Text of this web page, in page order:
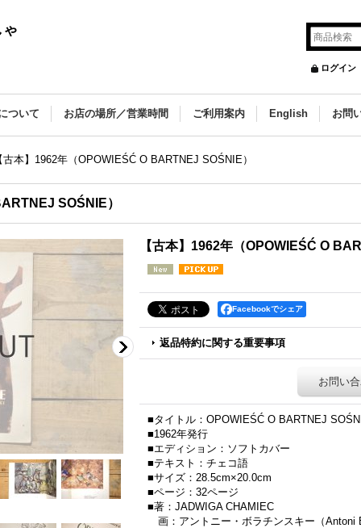
ログイン
ついて お店の場所／営業時間 ご利用案内 English お問
古本】1962年（OPOWIEŚĆ O BARTNEJ SOŚNIE）
SOŚNIE）
【古本】1962年（OPOWIEŚĆ O
Facebookでシェア
返品特約に関する重要事項
お問い
■タイトル：OPOWIEŚĆ O BARTNEJ
■1962年発行
■エディション：ソフトカバー
■テキスト：チェコ語
■サイズ：28.5cm×20.0cm
■ページ：32ページ
■著：JADWIGA CHAMIEC
画：アントニー・ボラチンスキー（Antoni